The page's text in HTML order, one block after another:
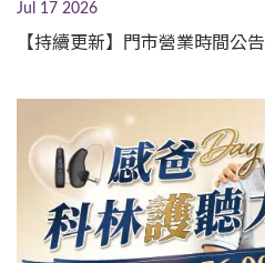
Jul 17 2026
【持續更新】門市營業時間公告